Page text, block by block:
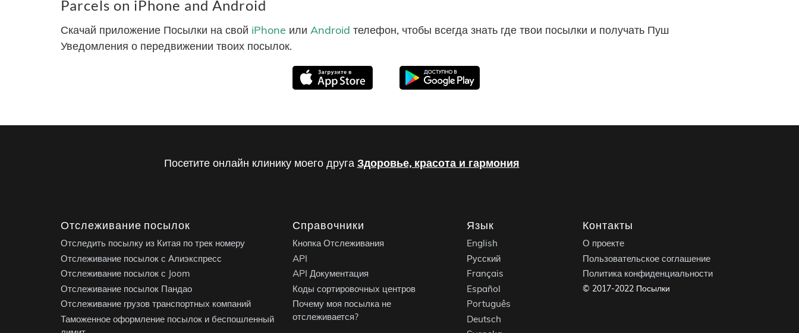
Parcels on iPhone and Android
Скачай приложение Посылки на свой iPhone или Android телефон, чтобы всегда знать где твои посылки и получать Пуш
Уведомления о передвижении твоих посылок.
Посетите онлайн клинику моего друга Здоровье, красота и гармония
Отслеживание посылок
Отследить посылку из Китая по трек номеру
Отслеживание посылок с Алиэкспресс
Отслеживание посылок с Joom
Отслеживание посылок Пандао
Отслеживание грузов транспортных компаний
Таможенное оформление посылок и беспошленный
Справочники
Кнопка Отслеживания
API
API Документация
Коды сортировочных центров
Почему моя посылка не
отслеживается?
Язык
English
Русский
Français
Español
Português
Deutsch
Контакты
О проекте
Пользовательское соглашение
Политика конфиденциальности
© 2017-2022 Посылки